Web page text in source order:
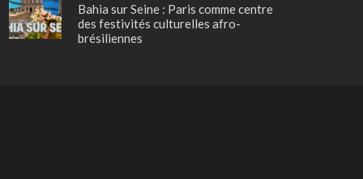
Bahia sur Seine : Paris comme centre
des festivités culturelles afro-
brésiliennes